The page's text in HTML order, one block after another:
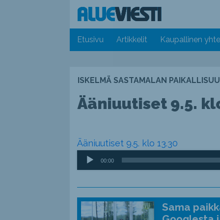
Etusivu Artikkelit Kaupallinen
ISKELMÄ SASTAMALAN
Ääniuutiset 9.5.
Ääniuutiset 9.5. klo 13.30
Äänitoistin
00:00
Sama